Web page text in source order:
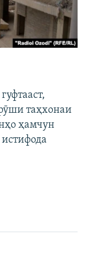
таҳхонаи
ҳамчун